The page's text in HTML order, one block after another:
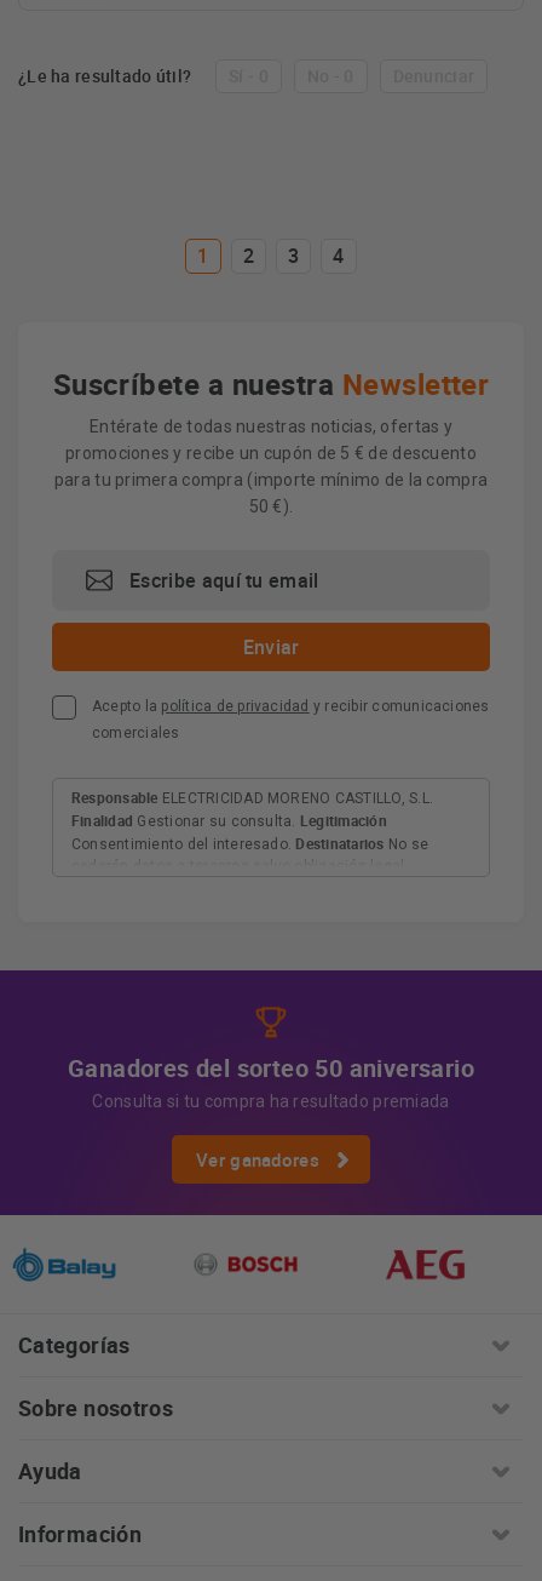
¿Le ha resultado útil?
1 2 3 4
Suscríbete a nuestra Newsletter
Entérate de todas nuestras noticias, ofertas y
promociones y recibe un cupón de 5 € de descuento
para tu primera compra (importe mínimo de la compra
50 €).
Acepto la política de privacidad y recibir comunicaciones
comerciales
Responsable ELECTRICIDAD MORENO CASTILLO, S.L.
Finalidad Gestionar su consulta. Legitimación
Consentimiento del interesado. Destinatarios No se
Ganadores del sorteo 50 aniversario
Consulta si tu compra ha resultado premiada
Ver ganadores
Categorías
Sobre nosotros
Ayuda
Información